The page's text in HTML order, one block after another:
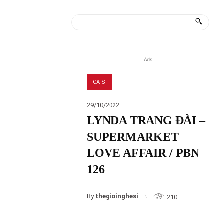
Ads
CA SĨ
29/10/2022
LYNDA TRANG ĐÀI –
SUPERMARKET
LOVE AFFAIR / PBN
126
By thegioinghesi 210